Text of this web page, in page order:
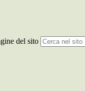
del sito